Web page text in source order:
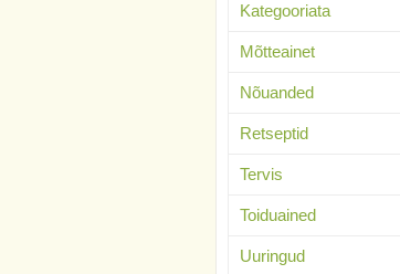
Kategooriata
Mõtteainet
Nõuanded
Retseptid
Tervis
Toiduained
Uuringud